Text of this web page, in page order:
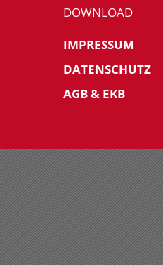
DOWNLOAD
IMPRESSUM
DATENSCHUTZ
AGB & EKB